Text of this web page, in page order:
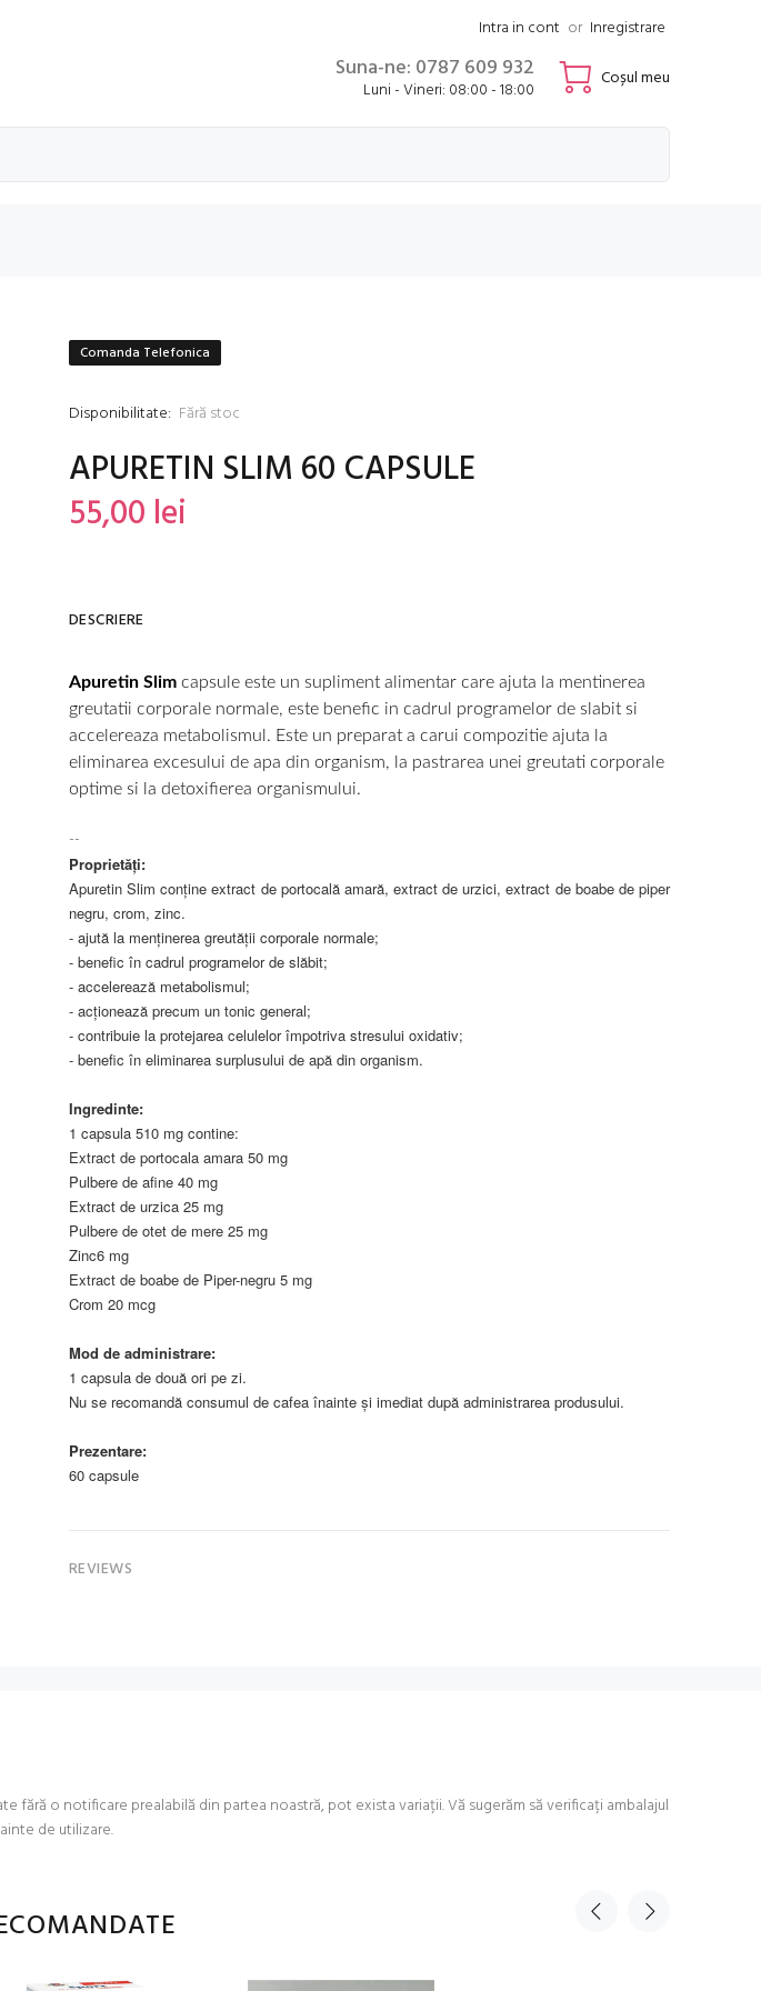
Intra in cont or Inregistrare
Suna-ne: 0787 609 932
Luni - Vineri: 08:00 - 18:00 Coșul meu
Comanda Telefonica
Disponibilitate: Fără stoc
APURETIN SLIM 60 CAPSULE
55,00 lei
DESCRIERE
Apuretin Slim capsule este un supliment alimentar care ajuta la mentinerea
greutatii corporale normale, este benefic in cadrul programelor de slabit si
accelereaza metabolismul. Este un preparat a carui compozitie ajuta la
eliminarea excesului de apa din organism, la pastrarea unei greutati corporale
optime si la detoxifierea organismului.
--
Proprietăți:
Apuretin Slim conține extract de portocală amară, extract de urzici, extract de boabe de piper
negru, crom, zinc.
- ajută la menținerea greutății corporale normale;
- benefic în cadrul programelor de slăbit;
- accelerează metabolismul;
- acționează precum un tonic general;
- contribuie la protejarea celulelor împotriva stresului oxidativ;
- benefic în eliminarea surplusului de apă din organism.
Ingredinte:
1 capsula 510 mg contine:
Extract de portocala amara 50 mg
Pulbere de afine 40 mg
Extract de urzica 25 mg
Pulbere de otet de mere 25 mg
Zinc6 mg
Extract de boabe de Piper-negru 5 mg
Crom 20 mcg
Mod de administrare:
1 capsula de două ori pe zi.
Nu se recomandă consumul de cafea înainte și imediat după administrarea produsului.
Prezentare:
60 capsule
REVIEWS
o notificare prealabilă din partea noastră, pot exista variații. Vă sugerăm să verificați ambalajul
de utilizare.